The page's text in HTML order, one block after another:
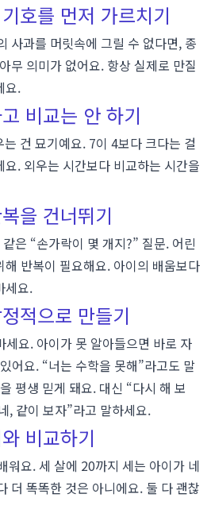
호를 먼저 가르치기
사과를 머릿속에 그릴 수 없다면, 종
무 의미가 없어요. 항상 실제로 만질
요.
비교는 안 하기
건 묘기예요. 7이 4보다 크다는 걸
. 외우는 시간보다 비교하는 시간을
을 건너뛰기
은 “손가락이 몇 개지?” 질문. 어린
반복이 필요해요. 아이의 배움보다
세요.
적으로 만들기
세요. 아이가 못 알아들으면 바로 자
어요. “너는 수학을 못해”라고도 말
평생 믿게 돼요. 대신 “다시 해 보
, 같이 보자”라고 말하세요.
비교하기
워요. 세 살에 20까지 세는 아이가 네
더 똑똑한 것은 아니에요. 둘 다 괜찮